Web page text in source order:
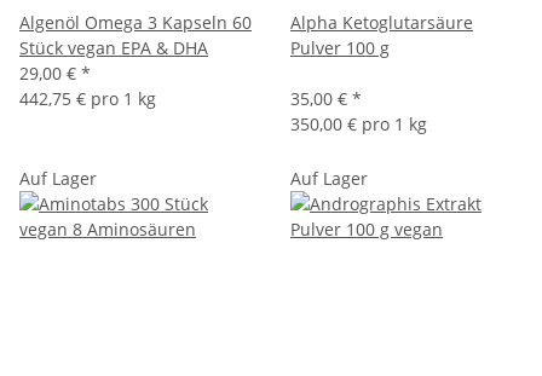
Algenöl Omega 3 Kapseln 60
Stück vegan EPA & DHA
29,00 € *
442,75 € pro 1 kg
Alpha Ketoglutarsäure
Pulver 100 g
35,00 € *
350,00 € pro 1 kg
Auf Lager Auf Lager